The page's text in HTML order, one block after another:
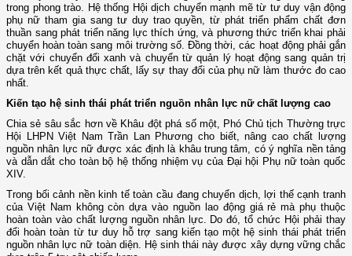
trong phong trào. Hệ thống Hội dịch chuyển mạnh mẽ từ tư duy vận động
phụ nữ tham gia sang tư duy trao quyền, từ phát triển phẩm chất đơn
thuần sang phát triển năng lực thích ứng, và phương thức triển khai phải
chuyển hoàn toàn sang môi trường số. Đồng thời, các hoạt động phải gắn
chặt với chuyển đổi xanh và chuyển từ quản lý hoạt động sang quản trị
dựa trên kết quả thực chất, lấy sự thay đổi của phụ nữ làm thước đo cao
nhất.
Kiến tạo hệ sinh thái phát triển nguồn nhân lực nữ chất lượng cao
Chia sẻ sâu sắc hơn về Khâu đột phá số một, Phó Chủ tịch Thường trực
Hội LHPN Việt Nam Trần Lan Phương cho biết, nâng cao chất lượng
nguồn nhân lực nữ được xác định là khâu trung tâm, có ý nghĩa nền tảng
và dẫn dắt cho toàn bộ hệ thống nhiệm vụ của Đại hội Phụ nữ toàn quốc
XIV.
Trong bối cảnh nền kinh tế toàn cầu đang chuyển dịch, lợi thế cạnh tranh
của Việt Nam không còn dựa vào nguồn lao động giá rẻ mà phụ thuộc
hoàn toàn vào chất lượng nguồn nhân lực. Do đó, tổ chức Hội phải thay
đổi hoàn toàn từ tư duy hỗ trợ sang kiến tạo một hệ sinh thái phát triển
nguồn nhân lực nữ toàn diện. Hệ sinh thái này được xây dựng vững chắc